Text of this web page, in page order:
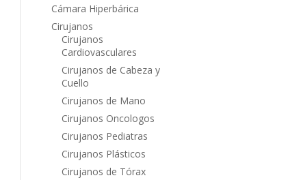
Cámara Hiperbárica
Cirujanos
Cirujanos
Cardiovasculares
Cirujanos de Cabeza y
Cuello
Cirujanos de Mano
Cirujanos Oncologos
Cirujanos Pediatras
Cirujanos Plásticos
Cirujanos de Tórax